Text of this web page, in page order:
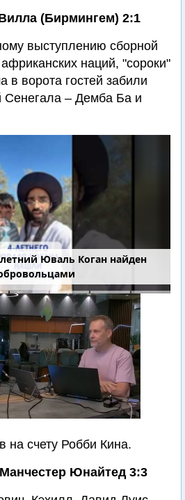
(Бирмингем) 2:1
выступлению сборной
наций, "сороки"
в ворота гостей забили
– Демба Ба и
Юваль Коган найден
на счету Робби Кина.
Юнайтед 3:3